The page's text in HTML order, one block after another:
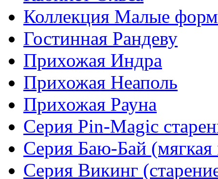
Коллекция Малые
Гостинная Рандеву
Прихожая Индра
Прихожая Неаполь
Прихожая Рауна
Серия Pin-Magic
Серия Баю-Бай (мягкая
Серия Викинг